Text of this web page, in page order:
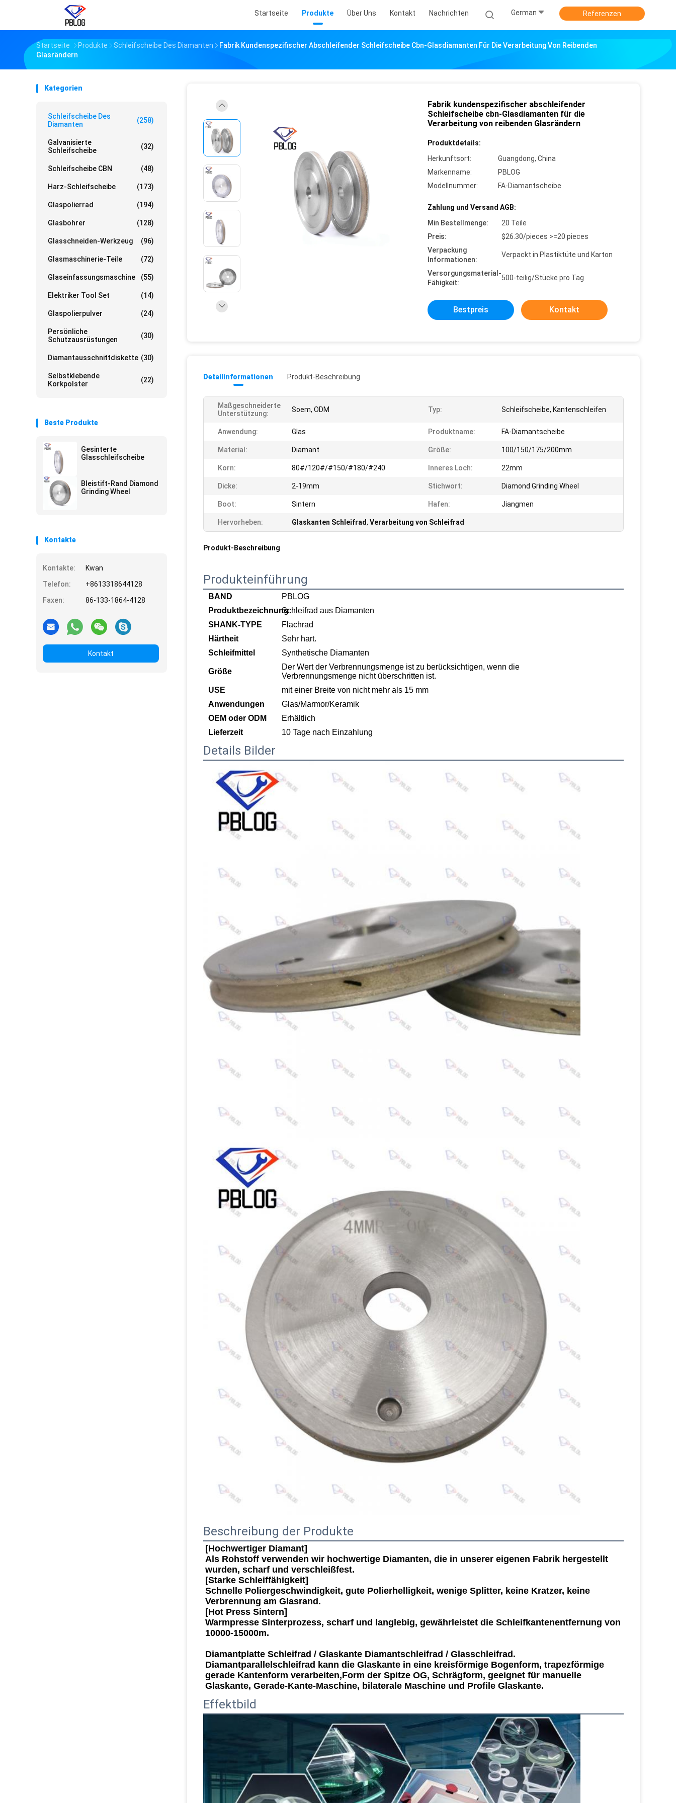
Startseite Produkte Über Uns Kontakt Nachrichten German Referenzen
Startseite Produkte Schleifscheibe Des Diamanten
Fabrik Kundenspezifischer Abschleifender Schleifscheibe Cbn-Glasdiamanten Für Die Verarbeitung Von Reibenden
Glasrändern
Kategorien
Schleifscheibe Des
Diamanten
(258)
Galvanisierte
Schleifscheibe
(32)
Schleifscheibe CBN (48)
Harz-Schleifscheibe (173)
Glaspolierrad (194)
Glasbohrer (128)
Glasschneiden-Werkzeug (96)
Glasmaschinerie-Teile (72)
Glaseinfassungsmaschine (55)
Elektriker Tool Set (14)
Glaspolierpulver (24)
Persönliche
Schutzausrüstungen
(30)
Diamantausschnittdiskette (30)
Selbstklebende
Korkpolster
(22)
Beste Produkte
Gesinterte
Glasschleifscheibe
Bleistift-Rand Diamond
Grinding Wheel
Kontakte
Kontakte:
Kwan
Telefon:
+8613318644128
Faxen:
86-133-1864-4128
Kontakt
Fabrik kundenspezifischer abschleifender
Schleifscheibe cbn-Glasdiamanten für die
Verarbeitung von reibenden Glasrändern
Produktdetails:
Herkunftsort:
Guangdong, China
Markenname:
PBLOG
Modellnummer:
FA-Diamantscheibe
Zahlung und Versand AGB:
Min Bestellmenge:
20 Teile
Preis:
$26.30/pieces >=20 pieces
Verpackung
Informationen:
Verpackt in Plastiktüte und Karton
Versorgungsmaterial-
Fähigkeit:
500-teilig/Stücke pro Tag
Bestpreis Kontakt
Detailinformationen Produkt-Beschreibung
Maßgeschneiderte
Unterstützung:
Soem, ODM Typ: Schleifscheibe, Kantenschleifen
Anwendung: Glas Produktname: FA-Diamantscheibe
Material: Diamant Größe: 100/150/175/200mm
Korn: 80#/120#/#150/#180/#240 Inneres Loch: 22mm
Dicke: 2-19mm Stichwort: Diamond Grinding Wheel
Boot: Sintern Hafen: Jiangmen
Hervorheben: Glaskanten Schleifrad, Verarbeitung von Schleifrad
Produkt-Beschreibung
Produkteinführung
BAND
PBLOG
ProduktbezeichnungSchleifrad aus Diamanten
SHANK-TYPE
Flachrad
Härtheit
Sehr hart.
Schleifmittel
Synthetische Diamanten
Größe
Der Wert der Verbrennungsmenge ist zu berücksichtigen, wenn die
Verbrennungsmenge nicht überschritten ist.
USE
mit einer Breite von nicht mehr als 15 mm
Anwendungen
Glas/Marmor/Keramik
OEM oder ODM
Erhältlich
Lieferzeit
10 Tage nach Einzahlung
Details Bilder
Beschreibung der Produkte
[Hochwertiger Diamant]
Als Rohstoff verwenden wir hochwertige Diamanten, die in unserer eigenen Fabrik hergestellt
wurden, scharf und verschleißfest.
[Starke Schleiffähigkeit]
Schnelle Poliergeschwindigkeit, gute Polierhelligkeit, wenige Splitter, keine Kratzer, keine
Verbrennung am Glasrand.
[Hot Press Sintern]
Warmpresse Sinterprozess, scharf und langlebig, gewährleistet die Schleifkantenentfernung von
10000-15000m.
Diamantplatte Schleifrad / Glaskante Diamantschleifrad / Glasschleifrad.
Diamantparallelschleifrad kann die Glaskante in eine kreisförmige Bogenform, trapezförmige
gerade Kantenform verarbeiten,Form der Spitze OG, Schrägform, geeignet für manuelle
Glaskante, Gerade-Kante-Maschine, bilaterale Maschine und Profile Glaskante.
Effektbild